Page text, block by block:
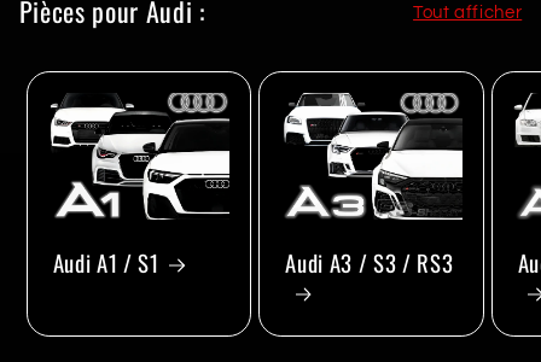
Pièces pour Audi : Tout afficher
Audi A1 / S1 Audi A3 / S3 / RS3